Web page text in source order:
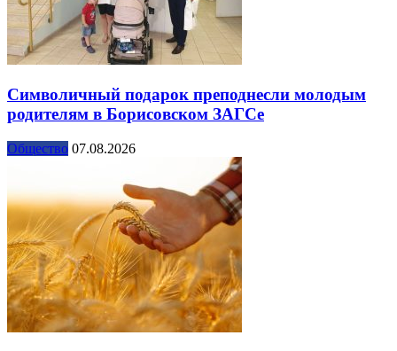
Символичный подарок преподнесли молодым
родителям в Борисовском ЗАГСе
Общество 07.08.2026